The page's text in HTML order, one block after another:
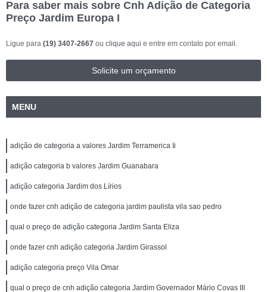
Para saber mais sobre Cnh Adição de Categoria
Preço Jardim Europa I
Ligue para (19) 3407-2667 ou clique aqui e entre em contato por email.
Solicite um orçamento
MENU
adição de categoria a valores Jardim Terramerica Ii
adição categoria b valores Jardim Guanabara
adição categoria Jardim dos Lírios
onde fazer cnh adição de categoria jardim paulista vila sao pedro
qual o preço de adição categoria Jardim Santa Eliza
onde fazer cnh adição categoria Jardim Girassol
adição categoria preço Vila Omar
qual o preço de cnh adição categoria Jardim Governador Mário Covas III